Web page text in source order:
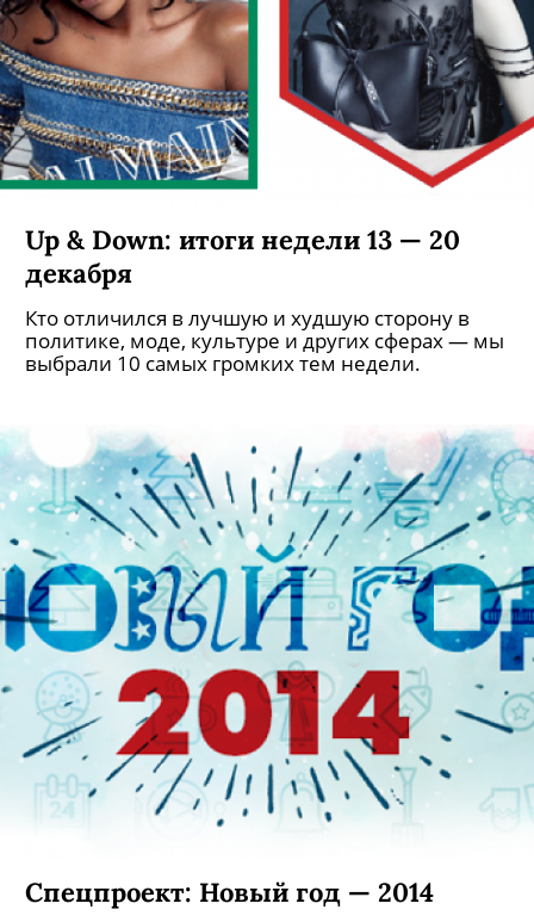
Up & Down: итоги недели 13 — 20
декабря
Кто отличился в лучшую и худшую сторону в
политике, моде, культуре и других сферах — мы
выбрали 10 самых громких тем недели.
Спецпроект: Новый год — 2014